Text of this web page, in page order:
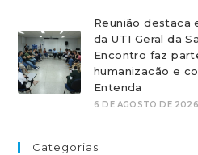
Reunião destaca
da UTI Geral da
Encontro faz
humanizacão e
Entenda
6 DE AGOSTO DE 2026
Categorias